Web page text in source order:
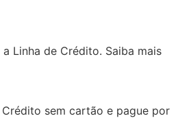
a Linha de Crédito. Saiba mais
sem cartão e pague por